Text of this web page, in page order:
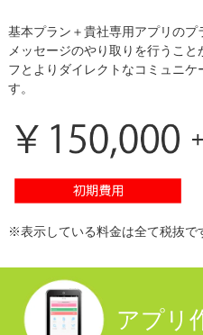
基本プラン＋貴社専用アプリのプ
メッセージのやり取りを行うこ
フとよりダイレクトなコミュニ
す。
※表示している料金は全て税抜で
アプリ